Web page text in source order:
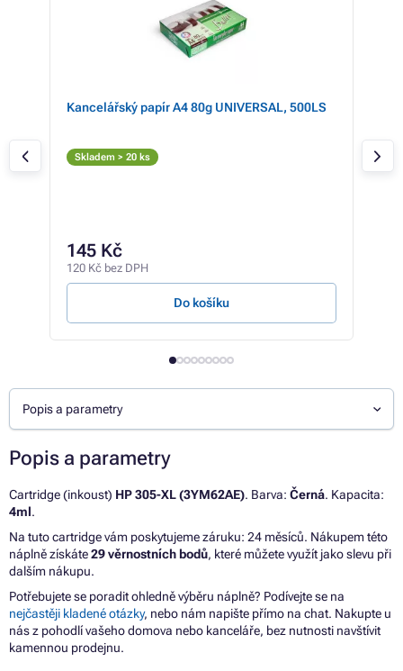
Kancelářský papír A4 80g UNIVERSAL, 500LS
Skladem > 20 ks
145 Kč
120 Kč bez DPH
Do košíku
Popis a parametry
Popis a parametry
Cartridge (inkoust) HP 305-XL (3YM62AE). Barva: Černá. Kapacita:
4ml.
Na tuto cartridge vám poskytujeme záruku: 24 měsíců. Nákupem této
náplně získáte29 věrnostních bodů, které můžete využít jako slevu při
dalším nákupu.
Potřebujete se poradit ohledně výběru náplně? Podívejte se na
nejčastěji kladené otázky, nebo nám napište přímo na chat. Nakupte u
nás z pohodlí vašeho domova nebo kanceláře, bez nutnosti navštívit
kamennou prodejnu.